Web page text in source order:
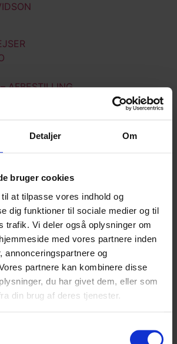
Detaljer Om
bruger cookies
at tilpasse vores indhold og
dig funktioner til sociale medier og til
trafik. Vi deler også oplysninger om
med vores partnere inden
annonceringspartnere og
partnere kan kombinere disse
du har givet dem, eller som
din brug af deres tjenester.
AFBESTILLING